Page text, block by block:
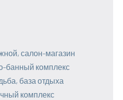
салон-магазин
банный комплекс
база отдыха
комплекс